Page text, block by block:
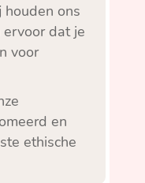
ons
dat je
voor
en
ethische